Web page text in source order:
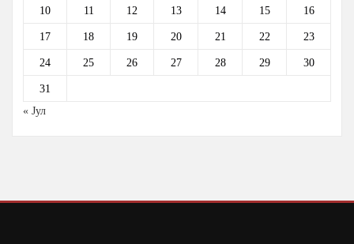
10 11 12 13 14 15 16
17 18 19 20 21 22 23
24 25 26 27 28 29 30
31
« Јул